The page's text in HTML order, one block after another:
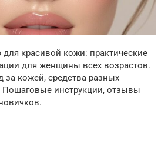
красивой кожи: практические
для женщины всех возрастов.
за кожей, средства разных
Пошаговые инструкции, отзывы